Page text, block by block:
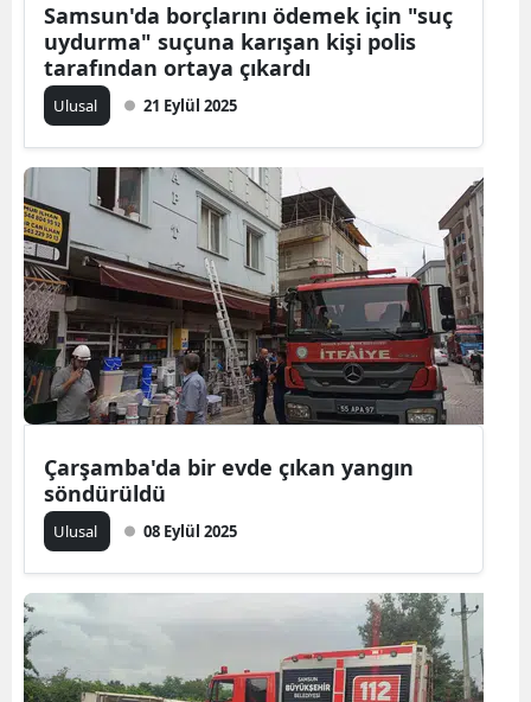
İzmir
Kırklareli
Kırşehir
Kocaeli
Konya
Kütahya
Malatya
Kahramanmaraş
Mardin
Muğla
Samsun'da borçlarını ödemek için "suç
uydurma" suçuna karışan kişi polis
tarafından ortaya çıkardı
Ulusal 21 Eylül 2025
Çarşamba'da bir evde çıkan yangın
söndürüldü
Ulusal 08 Eylül 2025